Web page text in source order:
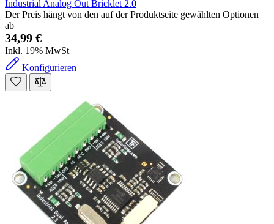
Industrial Analog Out Bricklet 2.0
Der Preis hängt von den auf der Produktseite gewählten Optionen
ab
34,99 €
Inkl. 19% MwSt
Konfigurieren